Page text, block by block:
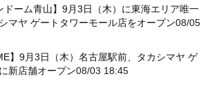
ドーム青山】9月3日（木）に東海エリア唯一
マヤ ゲートタワーモール店をオープン08/05
】9月3日（木）名古屋駅前、タカシマヤ ゲ
新店舗オープン08/03 18:45